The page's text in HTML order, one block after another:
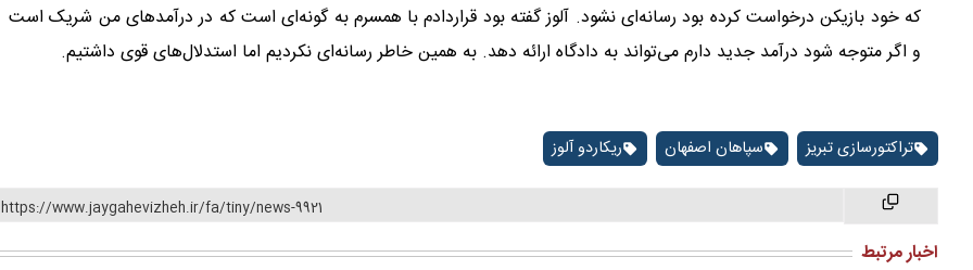
که خود بازیکن درخواست کرده بود رسانه‌ای نشود. آلوز گفته بود قراردادم با همسرم به گونه‌ای است که در درآمدهای من شریک است
و اگر متوجه شود درآمد جدید دارم می‌تواند به دادگاه ارائه دهد. به همین خاطر رسانه‌ای نکردیم اما استدلال‌های قوی داشتیم.
تراکتورسازی تبریز سپاهان اصفهان ریکاردو آلوز
https://www.jaygahevizheh.ir/fa/tiny/news-9921
اخبار مرتبط